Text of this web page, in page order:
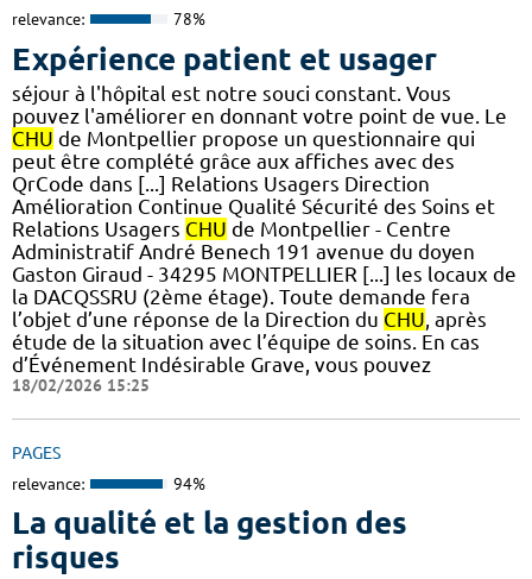
relevance: 78%
Expérience patient et usager
séjour à l'hôpital est notre souci constant. Vous
pouvez l'améliorer en donnant votre point de vue. Le
CHU de Montpellier propose un questionnaire qui
peut être complété grâce aux affiches avec des
QrCode dans [...] Relations Usagers Direction
Amélioration Continue Qualité Sécurité des Soins et
Relations Usagers CHU de Montpellier - Centre
Administratif André Benech 191 avenue du doyen
Gaston Giraud - 34295 MONTPELLIER [...] les locaux de
la DACQSSRU (2ème étage). Toute demande fera
l’objet d’une réponse de la Direction du CHU , après
étude de la situation avec l’équipe de soins. En cas
d’Événement Indésirable Grave, vous pouvez
18/02/2026 15:25
PAGES
relevance: 94%
La qualité et la gestion des
risques